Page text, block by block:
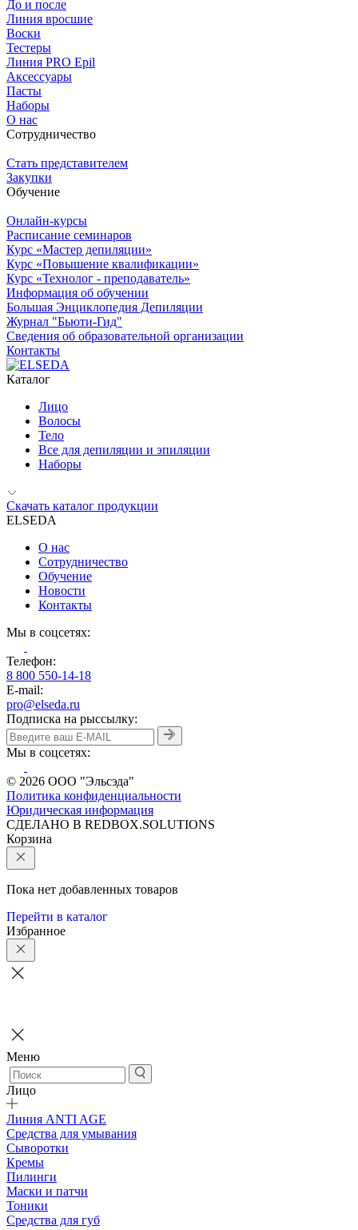
До и после
Линия вросшие
Воски
Тестеры
Линия PRO Epil
Аксессуары
Пасты
Наборы
О нас
Сотрудничество
Стать представителем
Закупки
Обучение
Онлайн-курсы
Расписание семинаров
Курс «Мастер депиляции»
Курс «Повышение квалификации»
Курс «Технолог - преподаватель»
Информация об обучении
Большая Энциклопедия Депиляции
Журнал "Бьюти-Гид"
Сведения об образовательной организации
Контакты
Каталог
Лицо
Волосы
Тело
Все для депиляции и эпиляции
Наборы
Скачать каталог продукции
ELSEDA
О нас
Сотрудничество
Обучение
Новости
Контакты
Мы в соцсетях:
Телефон:
8 800 550-14-18
E-mail:
pro@elseda.ru
Подписка на рыссылку:
Мы в соцсетях:
© 2026 ООО "Эльсэда"
Политика конфиденциальности
Юридическая информация
CДЕЛАНО В REDBOX.SOLUTIONS
Корзина
Пока нет добавленных товаров
Перейти в каталог
Избранное
Меню
Лицо
Линия ANTI AGE
Средства для умывания
Сыворотки
Кремы
Пилинги
Маски и патчи
Тоники
Средства для губ